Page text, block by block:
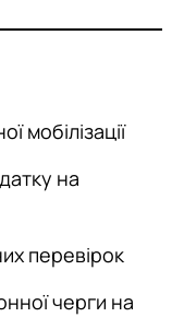
мобілізації
на
перевірок
черги на